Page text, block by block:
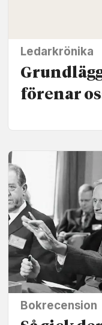
Ledarkrönika
förenar
Bokrecension